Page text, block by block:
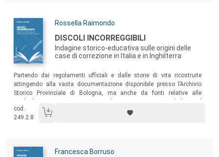
Autori:
Rossella Raimondo
Titolo:
DISCOLI INCORREGGIBILI
Indagine storico-educativa sulle origini delle
case di correzione in Italia e in Inghilterra
Sommario:
Partendo dai regolamenti ufficiali e dalle storie di vita ricostruite
attingendo alla vasta documentazione disponibile presso l’Archivio
Storico Provinciale di Bologna, ma anche da fonti relative alle
presente volume analizza le modalità educative, i principi e le finalità
vigenti nelle case di correzione.
cod.
249.2.8
Autori:
Francesca Borruso